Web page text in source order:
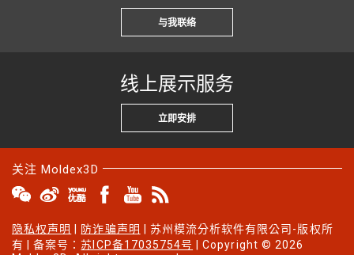
与我联络
线上展示服务
立即安排
关注 Moldex3D
隐私权声明 防诈骗声明
| 苏州模流分析软件有限公司-版权所
有 | 备案号：苏ICP备17035754号
| Copyright © 2026